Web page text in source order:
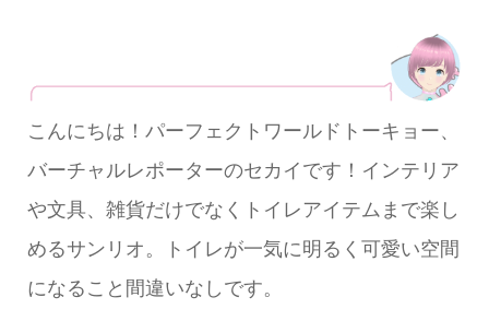
こんにちは！パーフェクトワールドトーキョー、
バーチャルレポーターのセカイです！インテリア
や文具、雑貨だけでなくトイレアイテムまで楽し
めるサンリオ。トイレが一気に明るく可愛い空間
になること間違いなしです。